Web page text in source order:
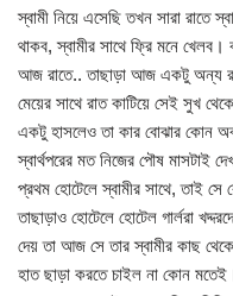
স্বামী নিয়ে এসেছি তখন সারা রাতে
থাকব, স্বামীর সাথে ফ্রি মনে
আজ রাতে.. তাছাড়া আজ একটু অন্য
মেয়ের সাথে রাত কাটিয়ে সেই সুখ
একটু হাসলেও তা কার বোঝার কোন
স্বার্থপরের মত নিজের পৌষ মাসটাই
প্রথম হোটেলে স্বামীর সাথে, তাই
তাছাড়াও হোটেলে হোটেল গার্লরা
দেয় তা আজ সে তার স্বামীর কাছ
হাত ছাড়া করতে চাইল না কোন